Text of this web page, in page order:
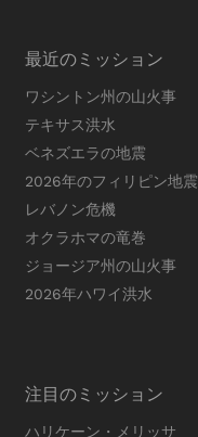
最近のミッション
ワシントン州の山火事
テキサス洪水
ベネズエラの地震
2026年のフィリピン地震
レバノン危機
オクラホマの竜巻
ジョージア州の山火事
2026年ハワイ洪水
注目のミッション
ハリケーン・メリッサ